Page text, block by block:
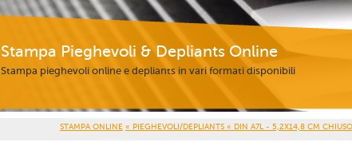
Stampa Pieghevoli & Depliants Online
Stampa pieghevoli online e depliants in vari formati disponibili
STAMPA ONLINE « PIEGHEVOLI/DEPLIANTS « DIN A7L - 5,2X14,8 CM CHIUSO